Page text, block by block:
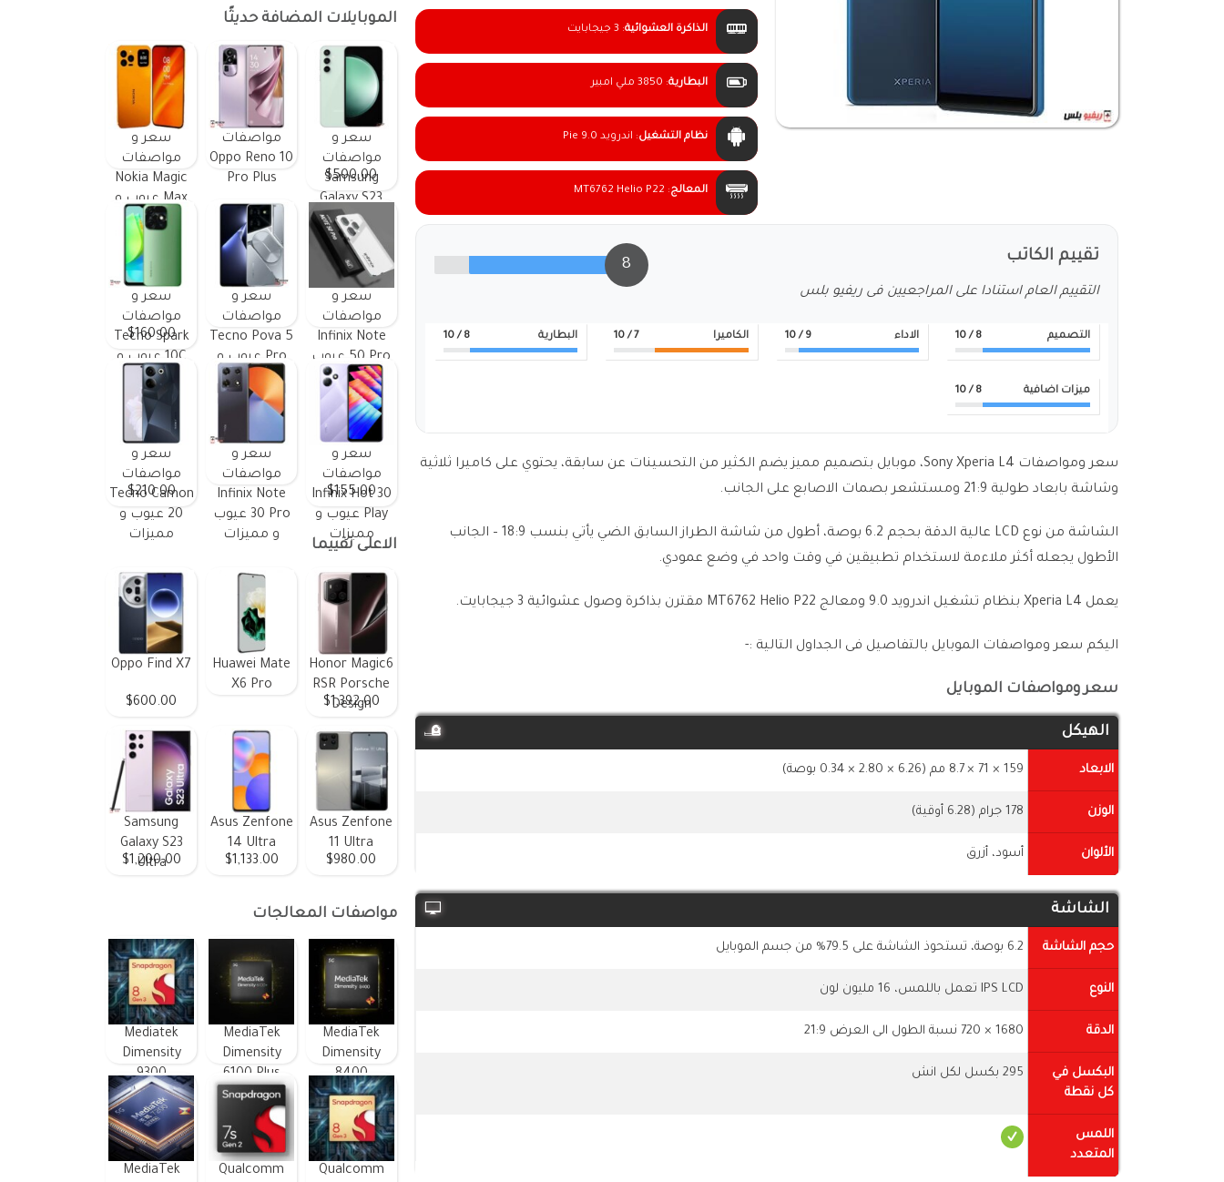
الذاكرة العشوائية: 3 جيجابايت
البطارية: 3850 ملي امبير
نظام التشغيل: اندرويد 9.0 Pie
المعالج:
MT6762 Helio P22
تقييم الكاتب
التقييم العام استنادا على المراجعيين فى ريفيو بلس
8
التصميم 8
/ 10 الاداء 9
/ 10 الكاميرا 7
/ 10 البطارية 8
/ 10
ميزات اضافية 8
/ 10
سعر ومواصفات Sony Xperia L4، موبايل بتصميم مميز يضم الكثير من التحسينات عن سابقة، يحتوي على كاميرا ثلاثية
وشاشة بابعاد طولية 21:9 ومستشعر بصمات الاصابع على الجانب.
الشاشة من نوع LCD عالية الدقة بحجم 6.2 بوصة، أطول من شاشة الطراز السابق الضي يأتي بنسب 18:9 – الجانب
الأطول يجعله أكثر ملاءمة لاستخدام تطبيقين في وقت واحد في وضع عمودي.
يعمل Xperia L4 بنظام تشغيل اندرويد 9.0 ومعالج MT6762 Helio P22 مقترن بذاكرة وصول عشوائية 3 جيجابايت.
اليكم سعر ومواصفات الموبايل بالتفاصيل فى الجداول التالية :-
سعر ومواصفات الموبايل
الهيكل
الابعاد 159 × 71 × 8.7 مم (6.26 × 2.80 × 0.34 بوصة)
الوزن 178 جرام (6.28 أوقية)
الألوان أسود، أزرق
الشاشة
حجم الشاشة 6.2 بوصة، تستحوذ الشاشة على 79.5% من جسم الموبايل
النوع IPS LCD تعمل باللمس، 16 مليون لون
الدقة 1680 × 720 نسبة الطول الى العرض 21:9
البكسل في
كل نقطة
295 بكسل لكل انش
اللمس
المتعدد
الموبايلات المضافة حديثًا
سعر و
مواصفات
Samsung
Galaxy S23
FE ومميزات
وعيوب
$500.00
مواصفات
Oppo Reno 10
Pro Plus
سعر و
مواصفات
Nokia Magic
Max عيوب و
مميزات
سعر و
مواصفات
Infinix Note
50 Pro عيوب
و مميزات
سعر و
مواصفات
Tecno Pova 5
Pro عيوب و
مميزات
سعر و
مواصفات
Tecno Spark
10C عيوب و
مميزات
$160.00
سعر و
مواصفات
Infinix Hot 30
Play عيوب و
مميزات
$155.00
سعر و
مواصفات
Infinix Note
30 Pro عيوب
و مميزات
سعر و
مواصفات
Tecno Camon
20 عيوب و
مميزات
$210.00
الاعلى تقييما
Honor Magic6
RSR Porsche
Design
$1,392.00
Huawei Mate
X6 Pro
Oppo Find X7
$600.00
Asus Zenfone
11 Ultra
$980.00
Asus Zenfone
14 Ultra
$1,133.00
Samsung
Galaxy S23
Ultra
$1,200.00
مواصفات المعالجات
MediaTek
Dimensity
8400
MediaTek
Dimensity
6100 Plus
Mediatek
Dimensity
9300
Qualcomm
Qualcomm
MediaTek